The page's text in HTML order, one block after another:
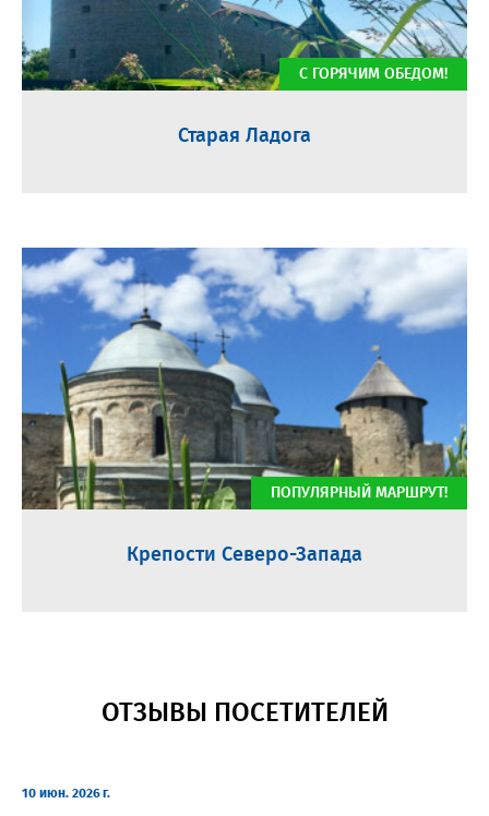
Старая Ладога
С ГОРЯЧИМ ОБЕДОМ!
Крепости Северо-Запада
ПОПУЛЯРНЫЙ МАРШРУТ!
ОТЗЫВЫ ПОСЕТИТЕЛЕЙ
10 июн. 2026 г.